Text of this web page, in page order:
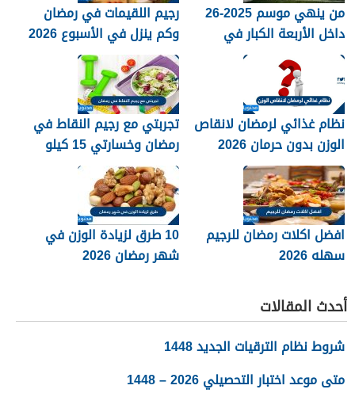
من ينهي موسم 2025-26
داخل الأربعة الكبار في
الدوري الإنجليزي؟
رجيم اللقيمات في رمضان
وكم ينزل في الأسبوع 2026
نظام غذائي لرمضان لانقاص
الوزن بدون حرمان 2026
تجربتي مع رجيم النقاط في
رمضان وخسارتي 15 كيلو
2026
افضل اكلات رمضان للرجيم
سهله 2026
10 طرق لزيادة الوزن في
شهر رمضان 2026
أحدث المقالات
شروط نظام الترقيات الجديد 1448
متى موعد اختبار التحصيلي 2026 – 1448